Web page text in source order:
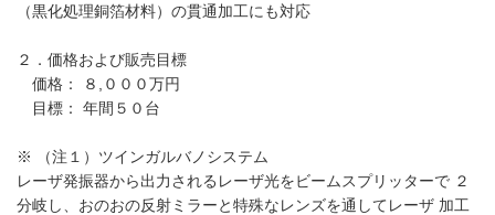
（黒化処理銅箔材料）の貫通加工にも対応
２．価格および販売目標
価格： ８,０００万円
目標： 年間５０台
※ （注１）ツインガルバノシステム
レーザ発振器から出力されるレーザ光をビームスプリッターで ２
分岐し、おのおの反射ミラーと特殊なレンズを通してレーザ 加工